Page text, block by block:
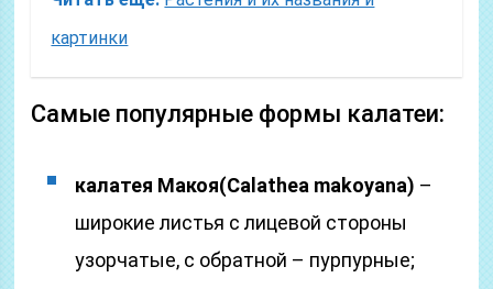
картинки
Самые популярные формы калатеи:
калатея Макоя(Calathea makoyana) –
широкие листья с лицевой стороны
узорчатые, с обратной – пурпурные;